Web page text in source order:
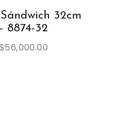
32cm
- 8874-32
$56,000.00